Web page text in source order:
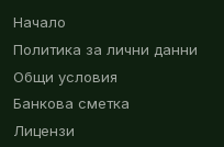
Начало
Политика за лични данни
Общи условия
Банкова сметка
Лицензи